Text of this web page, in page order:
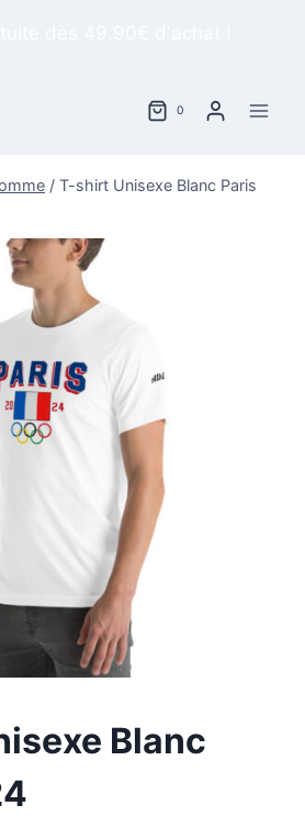
0
/ T-shirt Unisexe Blanc Paris
Blanc